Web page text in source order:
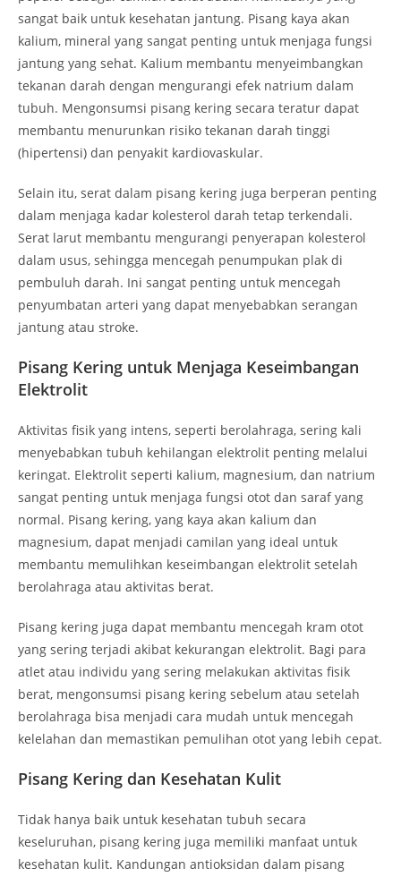
sangat baik untuk kesehatan jantung. Pisang kaya akan
kalium, mineral yang sangat penting untuk menjaga fungsi
jantung yang sehat. Kalium membantu menyeimbangkan
tekanan darah dengan mengurangi efek natrium dalam
tubuh. Mengonsumsi pisang kering secara teratur dapat
membantu menurunkan risiko tekanan darah tinggi
(hipertensi) dan penyakit kardiovaskular.
Selain itu, serat dalam pisang kering juga berperan penting
dalam menjaga kadar kolesterol darah tetap terkendali.
Serat larut membantu mengurangi penyerapan kolesterol
dalam usus, sehingga mencegah penumpukan plak di
pembuluh darah. Ini sangat penting untuk mencegah
penyumbatan arteri yang dapat menyebabkan serangan
jantung atau stroke.
Pisang Kering untuk Menjaga Keseimbangan
Elektrolit
Aktivitas fisik yang intens, seperti berolahraga, sering kali
menyebabkan tubuh kehilangan elektrolit penting melalui
keringat. Elektrolit seperti kalium, magnesium, dan natrium
sangat penting untuk menjaga fungsi otot dan saraf yang
normal. Pisang kering, yang kaya akan kalium dan
magnesium, dapat menjadi camilan yang ideal untuk
membantu memulihkan keseimbangan elektrolit setelah
berolahraga atau aktivitas berat.
Pisang kering juga dapat membantu mencegah kram otot
yang sering terjadi akibat kekurangan elektrolit. Bagi para
atlet atau individu yang sering melakukan aktivitas fisik
berat, mengonsumsi pisang kering sebelum atau setelah
berolahraga bisa menjadi cara mudah untuk mencegah
kelelahan dan memastikan pemulihan otot yang lebih cepat.
Pisang Kering dan Kesehatan Kulit
Tidak hanya baik untuk kesehatan tubuh secara
keseluruhan, pisang kering juga memiliki manfaat untuk
kesehatan kulit. Kandungan antioksidan dalam pisang